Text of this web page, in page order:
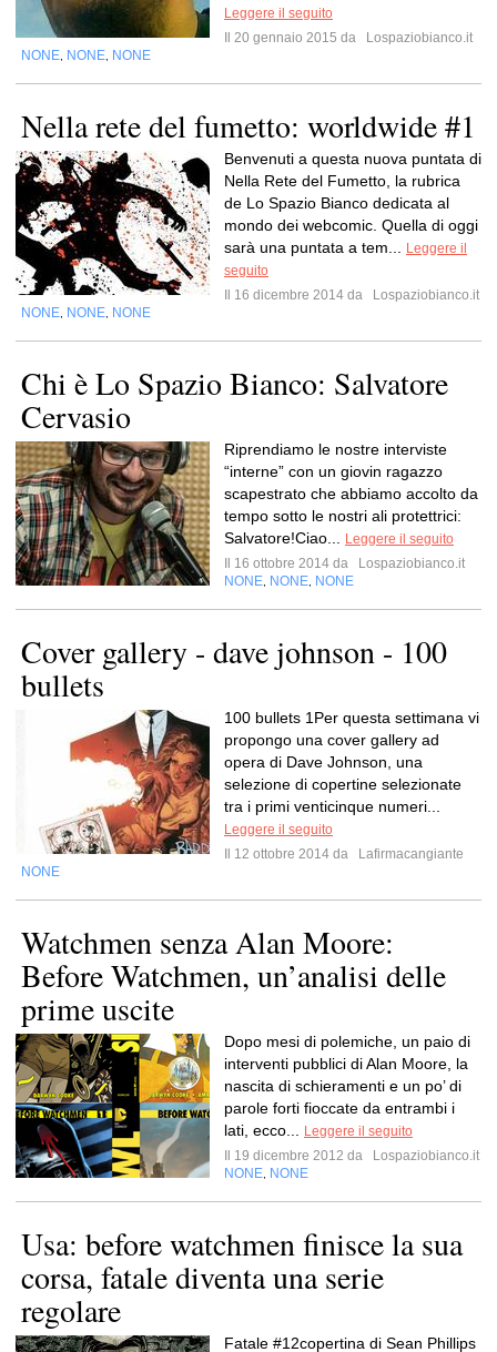
Leggere il seguito
Il 20 gennaio 2015 da
Lospaziobianco.it
NONE NONE NONE
Nella rete del fumetto: worldwide #1
Benvenuti a questa nuova puntata di
Nella Rete del Fumetto, la rubrica
de Lo Spazio Bianco dedicata al
mondo dei webcomic. Quella di oggi
sarà una puntata a tem...
Leggere il
seguito
Il 16 dicembre 2014 da
Lospaziobianco.it
NONE NONE NONE
Chi è Lo Spazio Bianco: Salvatore
Cervasio
Riprendiamo le nostre interviste
“interne” con un giovin ragazzo
scapestrato che abbiamo accolto da
tempo sotto le nostri ali protettrici:
Salvatore!Ciao...
Leggere il seguito
Il 16 ottobre 2014 da
Lospaziobianco.it
NONE NONE NONE
Cover gallery - dave johnson - 100
bullets
100 bullets 1Per questa settimana vi
propongo una cover gallery ad
opera di Dave Johnson, una
selezione di copertine selezionate
tra i primi venticinque numeri...
Leggere il seguito
Il 12 ottobre 2014 da
Lafirmacangiante
NONE
Watchmen senza Alan Moore:
Before Watchmen, un’analisi delle
prime uscite
Dopo mesi di polemiche, un paio di
interventi pubblici di Alan Moore, la
nascita di schieramenti e un po’ di
parole forti fioccate da entrambi i
lati, ecco...
Leggere il seguito
Il 19 dicembre 2012 da
Lospaziobianco.it
NONE NONE
Usa: before watchmen finisce la sua
corsa, fatale diventa una serie
regolare
Fatale #12copertina di Sean Phillips